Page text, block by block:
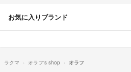
お気に入りブランド
ラクマ オラフ's shop オラフ